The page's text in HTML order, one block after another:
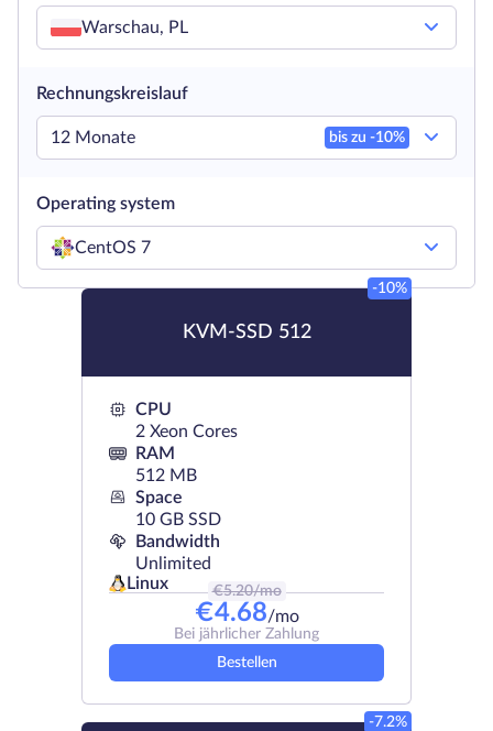
Warschau, PL
Rechnungskreislauf
12 Monate bis zu -10%
Operating system
CentOS 7
KVM-SSD 512
-10%
CPU
2 Xeon Cores
RAM
512 MB
Space
10 GB SSD
Bandwidth
Unlimited
Linux
€5.20/mo
€4.68/mo
Bei jährlicher Zahlung
Bestellen
-7.2%